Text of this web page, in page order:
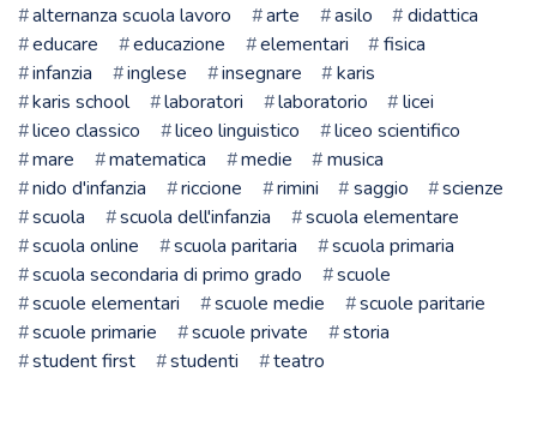
alternanza scuola lavoro arte asilo
didattica
educare
educazione elementari
fisica
infanzia
inglese insegnare
karis
karis school
laboratori laboratorio
licei
liceo classico
liceo linguistico
liceo scientifico
mare
matematica medie
musica
nido d'infanzia
riccione rimini saggio
scienze
scuola
scuola dell'infanzia
scuola elementare
scuola online
scuola paritaria
scuola primaria
scuola secondaria di primo grado
scuole
scuole elementari
scuole medie
scuole paritarie
scuole primarie
scuole private
storia
student first
studenti teatro